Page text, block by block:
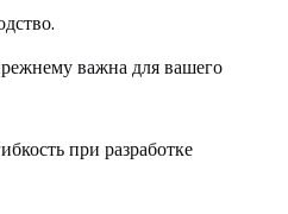
важна для вашего
при разработке